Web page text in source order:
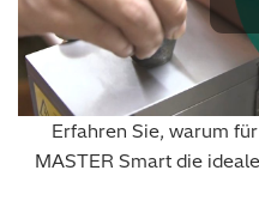
Erfahren Sie, warum
MASTER Smart die